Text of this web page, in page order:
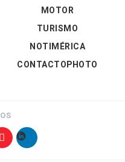
MOTOR
TURISMO
NOTIMÉRICA
CONTACTOPHOTO